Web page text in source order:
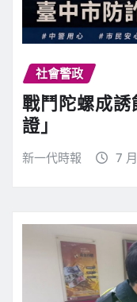
社會警政
戰鬥陀螺成
證」
新一代時報 7